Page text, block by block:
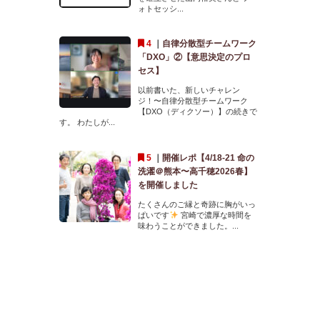
ォトセッシ...
自律分散型チームワーク
「DXO」②【意思決定のプロ
セス】
以前書いた、新しいチャレン
ジ！〜自律分散型チームワーク
【DXO（ディクソー）】の続きで
す。 わたしが...
開催レポ【4/18-21 命の
洗濯＠熊本〜高千穂2026春】
を開催しました
たくさんのご縁と奇跡に胸がいっ
ぱいです
宮崎で濃厚な時間を
味わうことができました。...